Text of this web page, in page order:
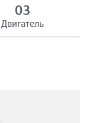
Двигатель